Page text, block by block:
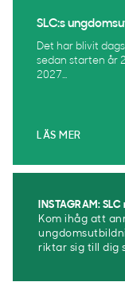
SLC:s
Det har blivit
sedan starten år
2027...
LÄS MER
INSTAGRAM:
Kom ihåg att
riktar sig till dig